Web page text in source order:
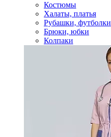
Костюмы
Халаты, платья
Рубашки, футболки
Брюки, юбки
Колпаки